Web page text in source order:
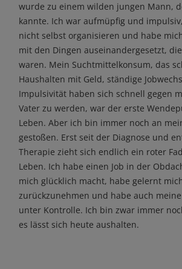
wurde zu einem wilden jungen Mann,
kannte. Ich war aufmüpfig und
nicht selbst organisieren und habe
mit den Dingen auseinandergesetzt,
waren. Mein Suchtmittelkonsum, das
Haushalten mit Geld, ständige
Impulsivität haben sich schnell gegen
Vater zu werden, war der erste
Leben. Aber ich bin immer noch an
gestoßen. Erst seit der Diagnose und
Therapie zieht sich endlich ein roter
Leben. Ich habe einen Job in der
mich glücklich macht, habe gelernt
zurückzunehmen und habe auch
unter Kontrolle. Ich bin zwar immer
es lässt sich heute aushalten.